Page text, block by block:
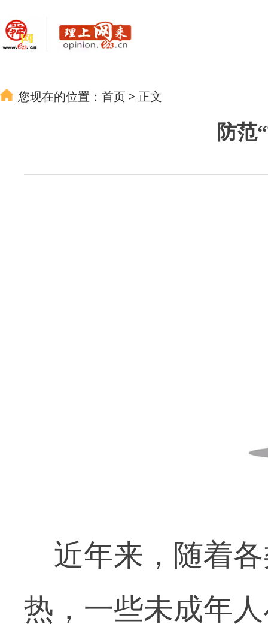
您现在的位置： 首页 > 正文
防范
近年来，随着各
热，一些未成年